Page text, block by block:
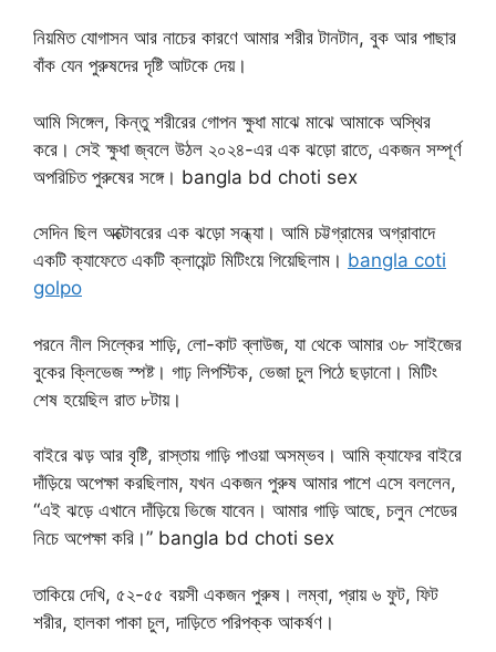
নিয়মিত যোগাসন আর নাচের কারণে আমার শরীর টানটান, বুক আর পাছার
বাঁক যেন পুরুষদের দৃষ্টি আটকে দেয়।
আমি সিঙ্গেল, কিন্তু শরীরের গোপন ক্ষুধা মাঝে মাঝে আমাকে অস্থির
করে। সেই ক্ষুধা জ্বলে উঠল ২০২৪-এর এক ঝড়ো রাতে, একজন সম্পূর্ণ
অপরিচিত পুরুষের সঙ্গে। bangla bd choti sex
সেদিন ছিল অক্টোবরের এক ঝড়ো সন্ধ্যা। আমি চট্টগ্রামের অগ্রাবাদে
একটি ক্যাফেতে একটি ক্লায়েন্ট মিটিংয়ে গিয়েছিলাম। bangla coti
golpo
পরনে নীল সিল্কের শাড়ি, লো-কাট ব্লাউজ, যা থেকে আমার ৩৮ সাইজের
বুকের ক্লিভেজ স্পষ্ট। গাঢ় লিপস্টিক, ভেজা চুল পিঠে ছড়ানো। মিটিং
শেষ হয়েছিল রাত ৮টায়।
বাইরে ঝড় আর বৃষ্টি, রাস্তায় গাড়ি পাওয়া অসম্ভব। আমি ক্যাফের বাইরে
দাঁড়িয়ে অপেক্ষা করছিলাম, যখন একজন পুরুষ আমার পাশে এসে বললেন,
“এই ঝড়ে এখানে দাঁড়িয়ে ভিজে যাবেন। আমার গাড়ি আছে, চলুন শেডের
নিচে অপেক্ষা করি।” bangla bd choti sex
তাকিয়ে দেখি, ৫২-৫৫ বয়সী একজন পুরুষ। লম্বা, প্রায় ৬ ফুট, ফিট
শরীর, হালকা পাকা চুল, দাড়িতে পরিপক্ক আকর্ষণ।